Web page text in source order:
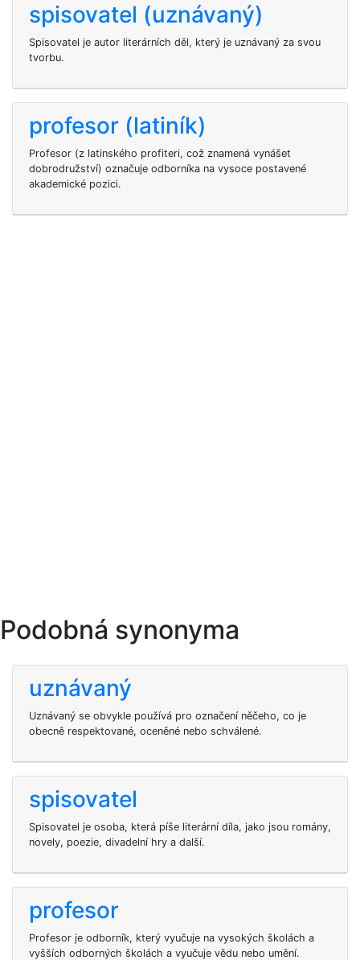
spisovatel (uznávaný)
Spisovatel je autor literárních děl, který je uznávaný za svou
tvorbu.
profesor (latiník)
Profesor (z latinského profiteri, což znamená vynášet
dobrodružství) označuje odborníka na vysoce postavené
akademické pozici.
Podobná synonyma
uznávaný
Uznávaný se obvykle používá pro označení něčeho, co je
obecně respektované, oceněné nebo schválené.
spisovatel
Spisovatel je osoba, která píše literární díla, jako jsou romány,
novely, poezie, divadelní hry a další.
profesor
Profesor je odborník, který vyučuje na vysokých školách a
vyšších odborných školách a vyučuje vědu nebo umění.